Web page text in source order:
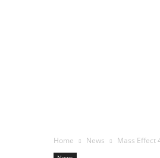
Home News Mass Effect